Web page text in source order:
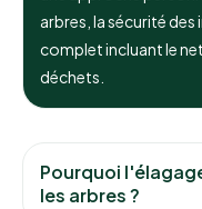
arbres, la sécurité
complet incluant le
déchets.
Pourquoi
les arbres ?